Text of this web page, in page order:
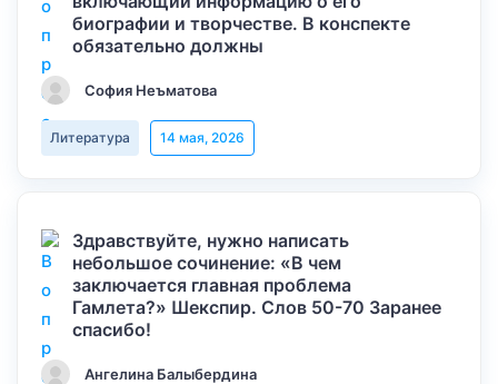
биографии и творчестве. В конспекте
обязательно должны
София Неъматова
Литература 14 мая, 2026
Здравствуйте, нужно написать
небольшое сочинение: «В чем
заключается главная проблема
Гамлета?» Шекспир. Слов 50-70 Заранее
спасибо!
Ангелина Балыбердина